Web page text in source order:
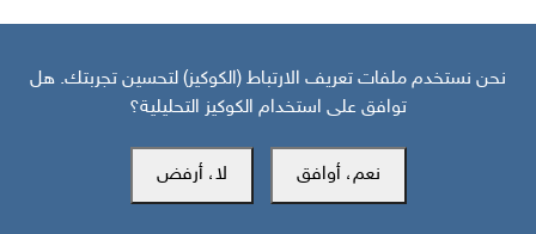
جهود مكافحة الإرهاب
مع عودة انتشار التنظيمات الإرهابية في اليمن وتزايد مناطق وصولها
نتيجة ما وفرته الحرب القائمة من بيئة مواتية لعودتها مجدداً؛ يتوقع أن
نحن نستخدم ملفات تعريف الارتباط (الكوكيز) لتحسين تجربتك. هل
توافق على استخدام الكوكيز التحليلية؟
نعم، أوافق لا، أرفض